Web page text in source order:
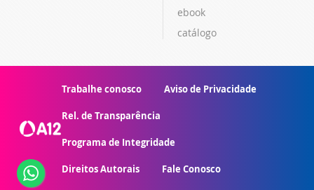
ebook
catálogo
Trabalhe conosco Aviso de Privacidade
Rel. de Transparência
Programa de Integridade
Direitos Autorais Fale Conosco